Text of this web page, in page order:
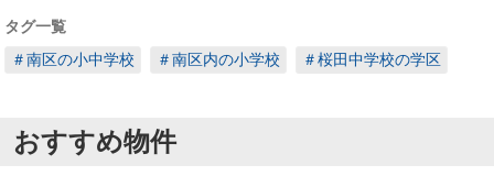
タグ一覧
＃南区の小中学校
＃南区内の小学校 ＃桜田中学校の学区
おすすめ物件